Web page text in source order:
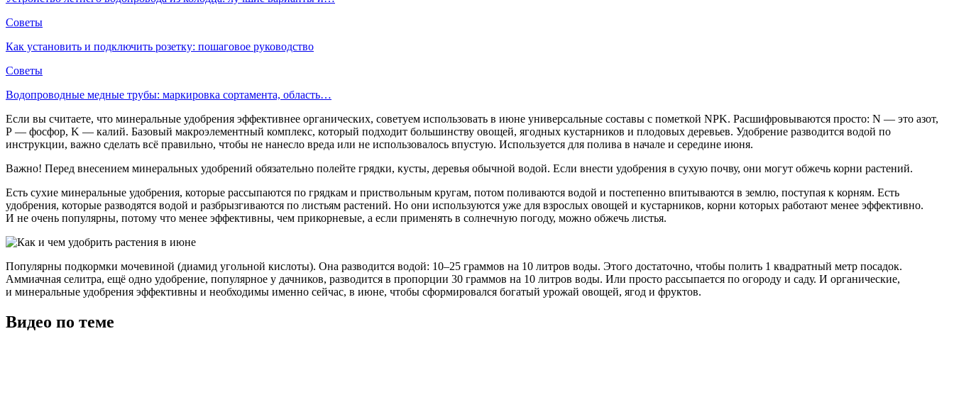
Советы
Как установить и подключить розетку: пошаговое руководство
Советы
Водопроводные медные трубы: маркировка сортамента, область…
Если вы считаете, что минеральные удобрения эффективнее органических, советуем использовать в июне универсальные составы с пометкой NPK. Расшифровываются просто: N — это азот,
P — фосфор, K — калий. Базовый макроэлементный комплекс, который подходит большинству овощей, ягодных кустарников и плодовых деревьев. Удобрение разводится водой по
инструкции, важно сделать всё правильно, чтобы не нанесло вреда или не использовалось впустую. Используется для полива в начале и середине июня.
Важно! Перед внесением минеральных удобрений обязательно полейте грядки, кусты, деревья обычной водой. Если внести удобрения в сухую почву, они могут обжечь корни растений.
Есть сухие минеральные удобрения, которые рассыпаются по грядкам и приствольным кругам, потом поливаются водой и постепенно впитываются в землю, поступая к корням. Есть
удобрения, которые разводятся водой и разбрызгиваются по листьям растений. Но они используются уже для взрослых овощей и кустарников, корни которых работают менее эффективно.
И не очень популярны, потому что менее эффективны, чем прикорневые, а если применять в солнечную погоду, можно обжечь листья.
Популярны подкормки мочевиной (диамид угольной кислоты). Она разводится водой: 10–25 граммов на 10 литров воды. Этого достаточно, чтобы полить 1 квадратный метр посадок.
Аммиачная селитра, ещё одно удобрение, популярное у дачников, разводится в пропорции 30 граммов на 10 литров воды. Или просто рассыпается по огороду и саду. И органические,
и минеральные удобрения эффективны и необходимы именно сейчас, в июне, чтобы сформировался богатый урожай овощей, ягод и фруктов.
Видео по теме